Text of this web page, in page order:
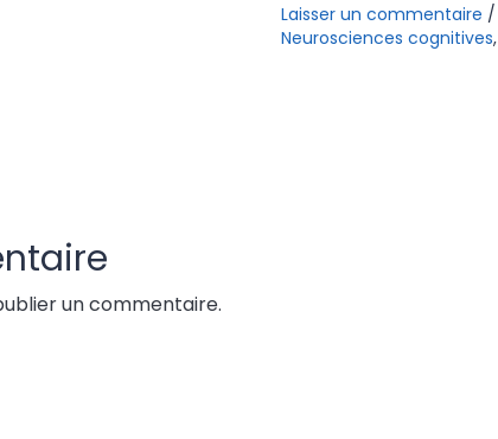
Laisser un commentaire /
Neurosciences cognitives,
un commentaire.